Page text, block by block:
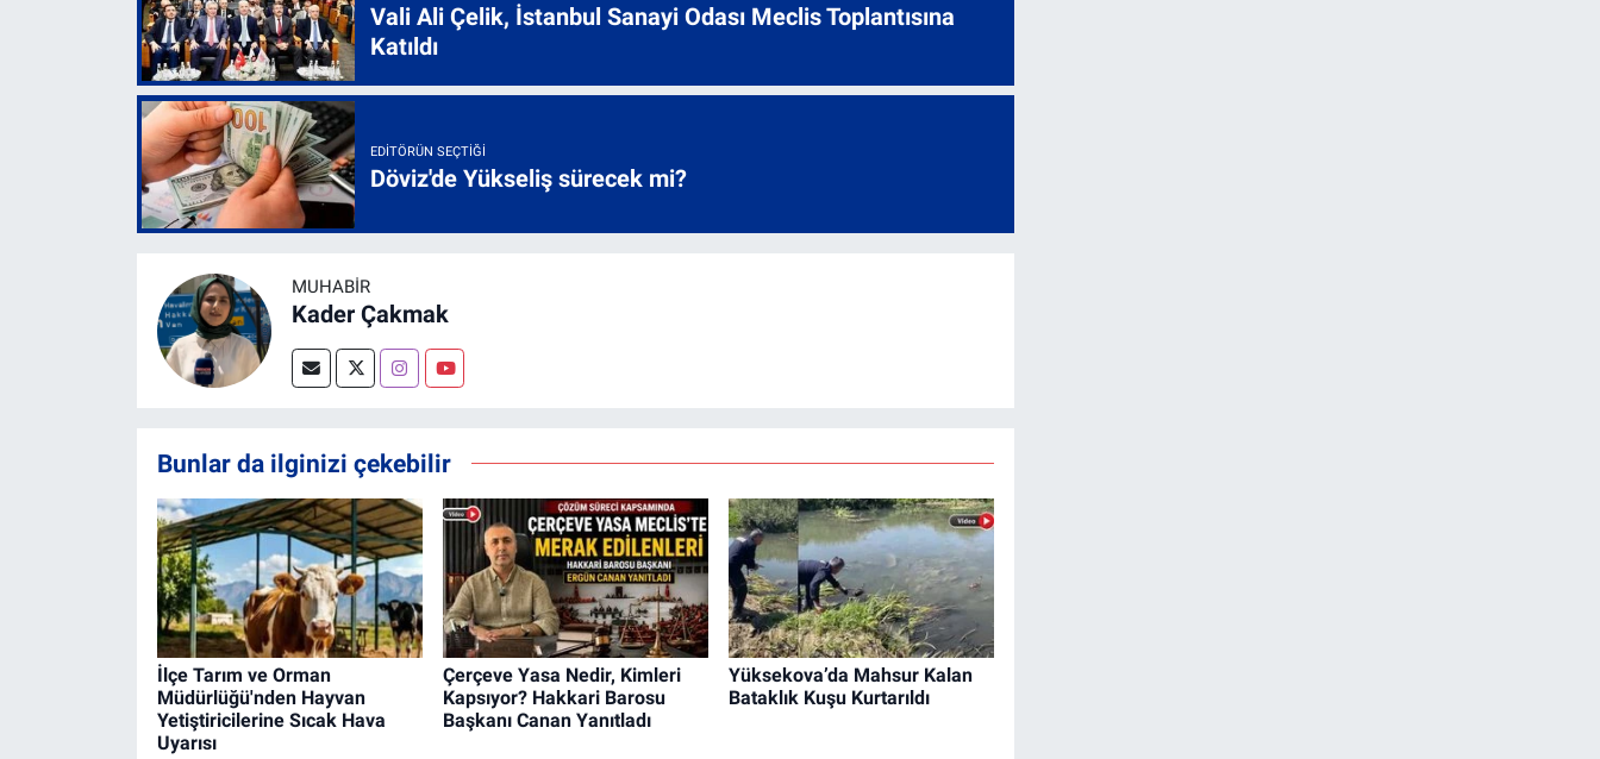
Vali Ali Çelik, İstanbul Sanayi Odası Meclis Toplantısına
Katıldı
EDITÖRÜN SEÇTIĞI
Döviz'de Yükseliş sürecek mi?
MUHABİR
Kader Çakmak
Bunlar da ilginizi çekebilir
İlçe Tarım ve Orman
Müdürlüğü'nden Hayvan
Yetiştiricilerine Sıcak Hava
Uyarısı
Çerçeve Yasa Nedir, Kimleri
Kapsıyor? Hakkari Barosu
Başkanı Canan Yanıtladı
Yüksekova’da Mahsur Kalan
Bataklık Kuşu Kurtarıldı